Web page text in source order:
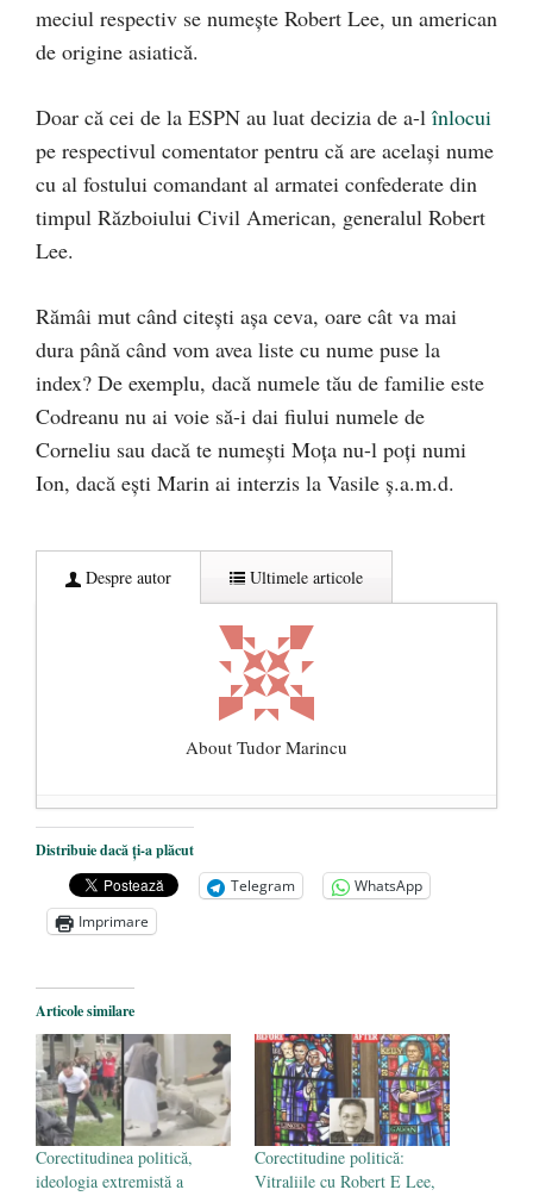
meciul respectiv se numește Robert Lee, un american
de origine asiatică.
Doar că cei de la ESPN au luat decizia de a-l înlocui
pe respectivul comentator pentru că are același nume
cu al fostului comandant al armatei confederate din
timpul Războiului Civil American, generalul Robert
Lee.
Rămâi mut când citești așa ceva, oare cât va mai
dura până când vom avea liste cu nume puse la
index? De exemplu, dacă numele tău de familie este
Codreanu nu ai voie să-i dai fiului numele de
Corneliu sau dacă te numești Moța nu-l poți numi
Ion, dacă ești Marin ai interzis la Vasile ș.a.m.d.
Despre autor Ultimele articole
About Tudor Marincu
De ce propaganda LGBT nu-și are locul în
unitățile de învățământ
- 17 iunie 2020
Anarhia din SUA e opera stângii radicale
2 iunie 2020
are prea puțin a face cu informarea
mai 2020
Distribuie dacă ți-a plăcut
Telegram
WhatsApp
Imprimare
Articole similare
Corectitudinea politică,
ideologia extremistă a
Corectitudine politică:
Vitraliile cu Robert E Lee,